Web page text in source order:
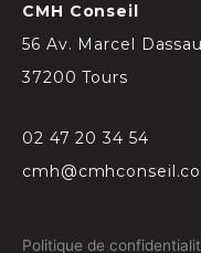
CMH Conseil
56 Av. Marcel
37200 Tours
02 47 20 34 54
Politique de